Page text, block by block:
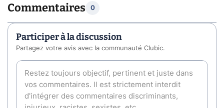
Commentaires 0
Participer à la discussion
Partagez votre avis avec la communauté Clubic.